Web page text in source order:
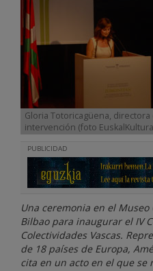
Gloria Totoricagüena,
intervención (foto
PUBLICIDAD
Una ceremonia en el
Bilbao para inaugurar el IV
Colectividades Vascas.
de 18 países de Europa,
cita en un acto en el que se